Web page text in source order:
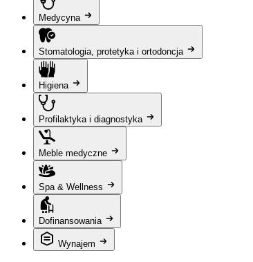
Medycyna
Stomatologia, protetyka i ortodoncja
Higiena
Profilaktyka i diagnostyka
Meble medyczne
Spa & Wellness
Dofinansowania
Wynajem